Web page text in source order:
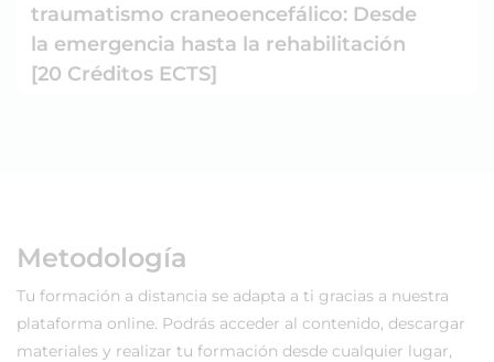
traumatismo craneoencefálico: Desde
la emergencia hasta la rehabilitación
[20 Créditos ECTS]
Metodología
Tu formación a distancia se adapta a ti gracias a nuestra
plataforma online. Podrás acceder al contenido, descargar
materiales y realizar tu formación desde cualquier lugar,